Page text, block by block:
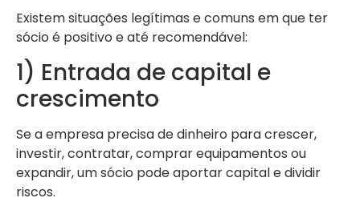
Existem situações legítimas e comuns em que ter
sócio é positivo e até recomendável:
1) Entrada de capital e
crescimento
Se a empresa precisa de dinheiro para crescer,
investir, contratar, comprar equipamentos ou
expandir, um sócio pode aportar capital e dividir
riscos.